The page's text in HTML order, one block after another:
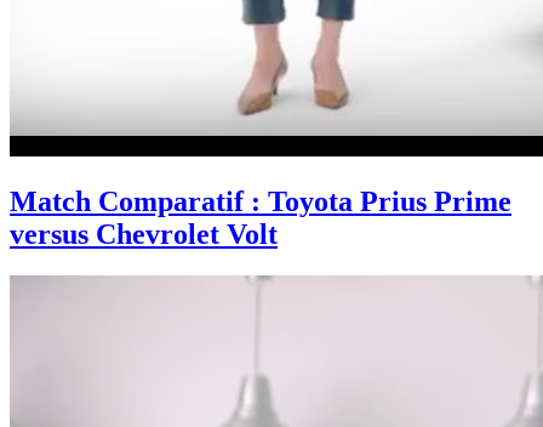
Match Comparatif : Toyota Prius Prime
versus Chevrolet Volt